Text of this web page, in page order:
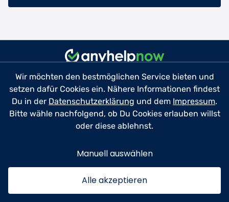
Für Helfer
Wir möchten den bestmöglichen Service bieten und
setzen dafür Cookies ein. Nähere Informationen findest
Du in der Datenschutzerklärung und dem Impressum.
Bitte wähle nachfolgend, ob Du Cookies erlauben willst
oder diese ablehnst.
Manuell auswählen
Alle akzeptieren